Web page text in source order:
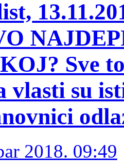
Sve
vlasti su
2018. 09:49